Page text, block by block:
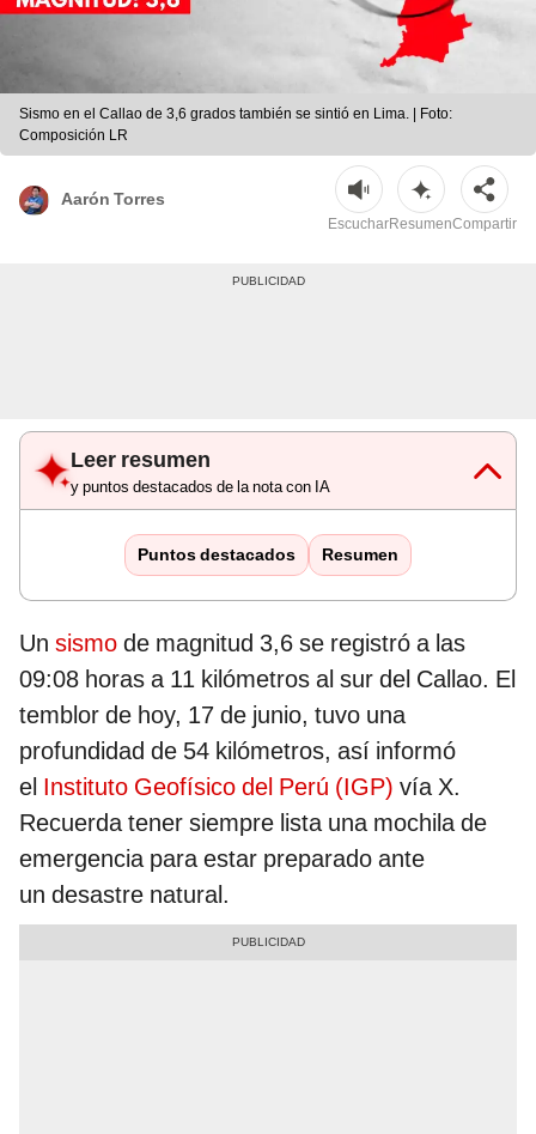
Sismo en el Callao de 3,6 grados también se sintió en Lima. | Foto:
Composición LR
Aarón Torres
EscucharResumenCompartir
Leer resumen
y puntos destacados de la nota con IA
Puntos destacados Resumen
Un sismo de magnitud 3,6 se registró a las
09:08 horas a 11 kilómetros al sur del Callao. El
temblor de hoy, 17 de junio, tuvo una
profundidad de 54 kilómetros, así informó
el Instituto Geofísico del Perú (IGP) vía X.
Recuerda tener siempre lista una mochila de
emergencia para estar preparado ante
un desastre natural.